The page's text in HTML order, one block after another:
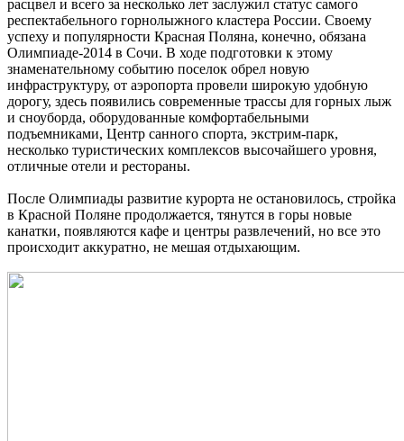
расцвел и всего за несколько лет заслужил статус самого
респектабельного горнолыжного кластера России. Своему
успеху и популярности Красная Поляна, конечно, обязана
Олимпиаде-2014 в Сочи. В ходе подготовки к этому
знаменательному событию поселок обрел новую
инфраструктуру, от аэропорта провели широкую удобную
дорогу, здесь появились современные трассы для горных лыж
и сноуборда, оборудованные комфортабельными
подъемниками, Центр санного спорта, экстрим-парк,
несколько туристических комплексов высочайшего уровня,
отличные отели и рестораны.
После Олимпиады развитие курорта не остановилось, стройка
в Красной Поляне продолжается, тянутся в горы новые
канатки, появляются кафе и центры развлечений, но все это
происходит аккуратно, не мешая отдыхающим.